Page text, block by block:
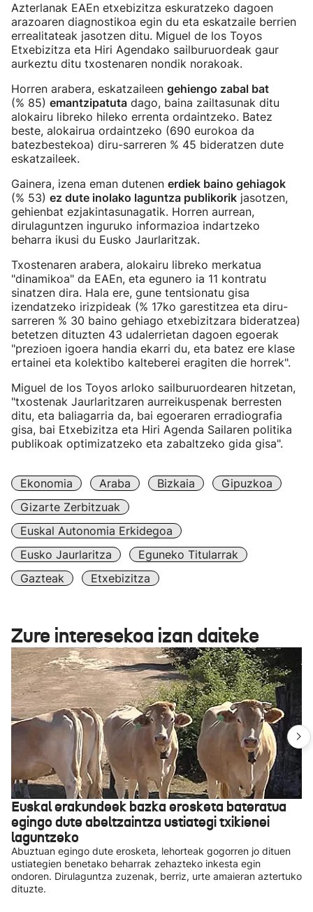
Azterlanak EAEn etxebizitza eskuratzeko dagoen
arazoaren diagnostikoa egin du eta eskatzaile berrien
errealitateak jasotzen ditu. Miguel de los Toyos
Etxebizitza eta Hiri Agendako sailburuordeak gaur
aurkeztu ditu txostenaren nondik norakoak.
Horren arabera, eskatzaileen gehiengo zabal bat
(% 85) emantzipatuta dago, baina zailtasunak ditu
alokairu libreko hileko errenta ordaintzeko. Batez
beste, alokairua ordaintzeko (690 eurokoa da
batezbestekoa) diru-sarreren % 45 bideratzen dute
eskatzaileek.
Gainera, izena eman dutenen erdiek baino gehiagok
(% 53) ez dute inolako laguntza publikorik jasotzen,
gehienbat ezjakintasunagatik. Horren aurrean,
dirulaguntzen inguruko informazioa indartzeko
beharra ikusi du Eusko Jaurlaritzak.
Txostenaren arabera, alokairu libreko merkatua
"dinamikoa" da EAEn, eta egunero ia 11 kontratu
sinatzen dira. Hala ere, gune tentsionatu gisa
izendatzeko irizpideak (% 17ko garestitzea eta diru-
sarreren % 30 baino gehiago etxebizitzara bideratzea)
betetzen dituzten 43 udalerrietan dagoen egoerak
"prezioen igoera handia ekarri du, eta batez ere klase
ertainei eta kolektibo kalteberei eragiten die horrek".
Miguel de los Toyos arloko sailburuordearen hitzetan,
"txostenak Jaurlaritzaren aurreikuspenak berresten
ditu, eta baliagarria da, bai egoeraren erradiografia
gisa, bai Etxebizitza eta Hiri Agenda Sailaren politika
publikoak optimizatzeko eta zabaltzeko gida gisa".
Ekonomia Araba Bizkaia
Gipuzkoa
Gizarte Zerbitzuak
Euskal Autonomia Erkidegoa
Eusko Jaurlaritza
Eguneko Titularrak
Gazteak
Etxebizitza
Zure interesekoa izan daiteke
Euskal erakundeek bazka erosketa bateratua
egingo dute abeltzaintza ustiategi txikienei
laguntzeko
Abuztuan egingo dute erosketa, lehorteak gogorren jo dituen
ustiategien benetako beharrak zehazteko inkesta egin
ondoren. Dirulaguntza zuzenak, berriz, urte amaieran aztertuko
dituzte.